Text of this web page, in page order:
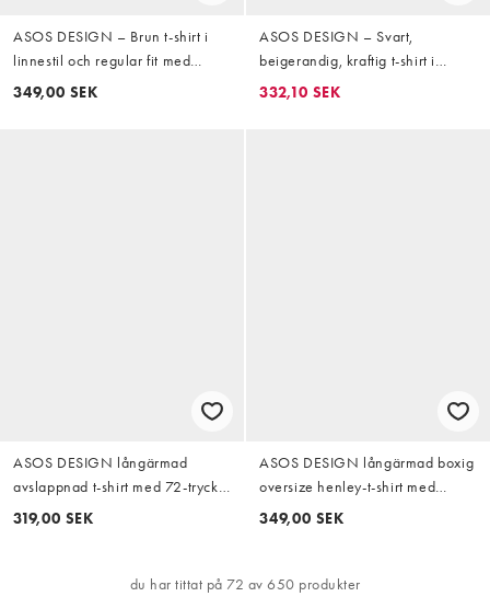
ASOS DESIGN – Brun t-shirt i
linnestil och regular fit med
långa ärmar och henleykrage
349,00 SEK
ASOS DESIGN – Svart,
beigerandig, kraftig t-shirt i
oversized fit med boxig passform,
332,10 SEK
ASOS DESIGN långärmad
avslappnad t-shirt med 72-tryck i
marinblått
319,00 SEK
ASOS DESIGN långärmad boxig
oversize henley-t-shirt med
streetgrafik i grått
349,00 SEK
du har tittat på 72 av 650 produkter